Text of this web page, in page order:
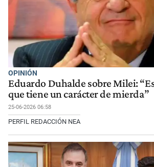
OPINIÓN
Eduardo Duhalde sobre Milei:
que tiene un carácter de mierda”
25-06-2026 06:58
PERFIL REDACCIÓN NEA